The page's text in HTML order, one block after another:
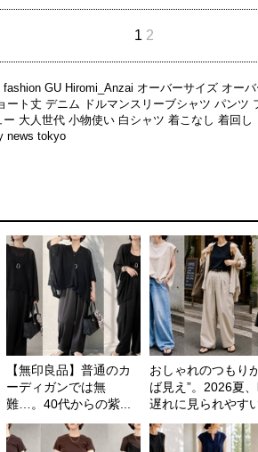
1 2
fashion GU Hiromi_Anzai オーバーサイズ オー
ート丈 デニム ドルマンスリーブシャツ パンツ
ー 大人世代 小物使い 白シャツ 着こなし 着回し
news tokyo
【無印良品】普通のカ
ーディガンでは無
難…。40代からの紫...
おしゃれのつもり
ば見え”。2026夏
遅れに見られやす